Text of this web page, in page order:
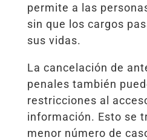
permite a las
sin que los cargos
sus vidas.
La cancelación de
penales también
restricciones al
información. Esto se
menor número de